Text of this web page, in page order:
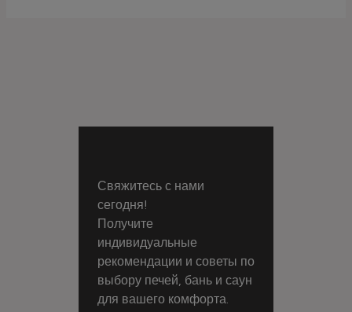
Свяжитесь с нами
сегодня!
Получите
индивидуальные
рекомендации и советы по
выбору печей, бань и саун
для вашего комфорта.